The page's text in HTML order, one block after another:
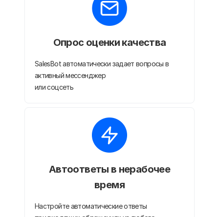
Опрос оценки качества
SalesBot автоматически задает вопросы в
активный мессенджер
или соцсеть
Автоответы в нерабочее
время
Настройте автоматические ответы